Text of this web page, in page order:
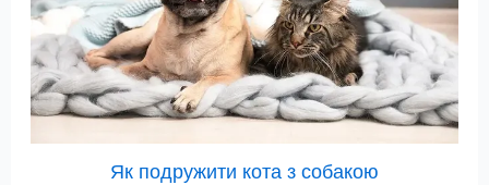
Як подружити кота з собакою